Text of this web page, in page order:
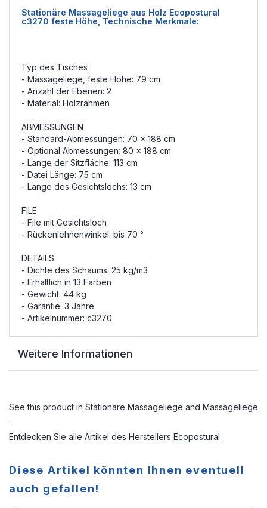
Stationäre Massageliege aus Holz Ecopostural
c3270 feste Höhe, Technische Merkmale:
Typ des Tisches
- Massageliege, feste Höhe: 79 cm
- Anzahl der Ebenen: 2
- Material: Holzrahmen
ABMESSUNGEN
- Standard-Abmessungen: 70 x 188 cm
- Optional Abmessungen: 80 x 188 cm
- Länge der Sitzfläche: 113 cm
- Datei Länge: 75 cm
- Länge des Gesichtslochs: 13 cm
FILE
- File mit Gesichtsloch
- Rückenlehnenwinkel: bis 70 °
DETAILS
- Dichte des Schaums: 25 kg/m3
- Erhältlich in 13 Farben
- Gewicht: 44 kg
- Garantie: 3 Jahre
- Artikelnummer: c3270
Weitere Informationen
See this product in Stationäre Massageliege and Massageliege
.
Entdecken Sie alle Artikel des Herstellers Ecopostural
Diese Artikel könnten Ihnen eventuell
auch gefallen!